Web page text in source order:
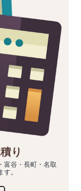
り
富谷・長町・名取
。